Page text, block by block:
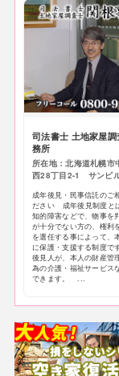
司法書士 土地家屋
務所
所在地：北海道札幌市
西28丁目2-1 サンビ
成年後見・民事信託のご
ださい 成年後見制度と
知的障害などで、物事を
が十分でない方の、権利
を選任する事によって、
に保護・支援する制度で
後見人が、本人の財産管
為の介護・福祉サービス
できます。 ...